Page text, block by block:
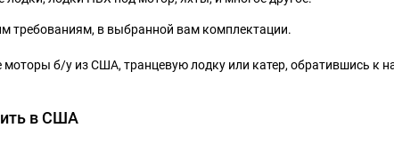
требованиям, в выбранной вам комплектации.
моторы б/у из США, транцевую лодку или катер, обратившись к
в США